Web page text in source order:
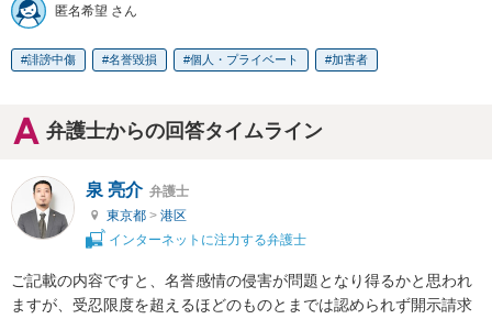
匿名希望 さん
誹謗中傷 名誉毀損 個人・プライベート 加害者
弁護士からの回答タイムライン
泉 亮介 弁護士
東京都 > 港区
インターネットに注力する弁護士
ご記載の内容ですと、名誉感情の侵害が問題となり得るかと思われ
ますが、受忍限度を超えるほどのものとまでは認められず開示請求